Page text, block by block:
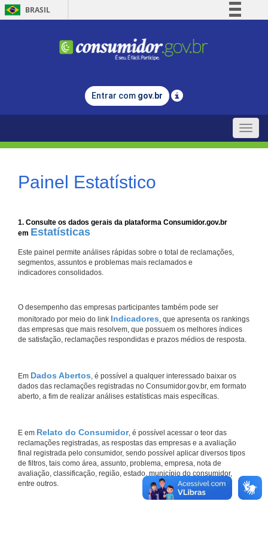
BRASIL
Comunica BR
Legislação
Entrar com gov.br
Toggle
Painel Estatístico
1. Consulte os dados gerais da plataforma Consumidor.gov.br
em Estatísticas
Este painel permite análises rápidas sobre o total de reclamações,
segmentos, assuntos e problemas mais reclamados e
indicadores consolidados.
O desempenho das empresas participantes também pode ser
monitorado por meio do link Indicadores, que apresenta os rankings
das empresas que mais resolvem, que possuem os melhores índices
de satisfação, reclamações respondidas e prazos médios de resposta.
Em Dados Abertos, é possível a qualquer interessado baixar os
dados das reclamações registradas no Consumidor.gov.br, em formato
aberto, a fim de realizar análises estatísticas mais específicas.
E em Relato do Consumidor, é possível acessar o teor das
reclamações registradas, as respostas das empresas e a avaliação
final registrada pelo consumidor, sendo possível aplicar diversos tipos
de filtros, tais como área, assunto, problema, empresa, nota de
avaliação, classificação, região, estado, município do consumidor,
entre outros.